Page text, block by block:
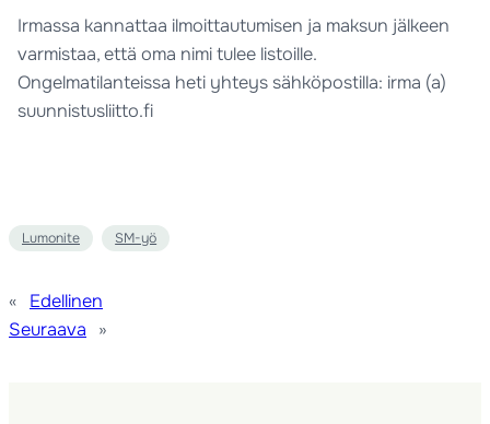
Irmassa kannattaa ilmoittautumisen ja maksun jälkeen
varmistaa, että oma nimi tulee listoille.
Ongelmatilanteissa heti yhteys sähköpostilla: irma (a)
suunnistusliitto.fi
Lumonite SM-yö
«
Edellinen
Seuraava
»